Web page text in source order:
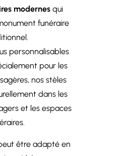
modernesqui
funéraire
personnalisables
pour les
nos stèles
dans les
et les espaces
être adapté en